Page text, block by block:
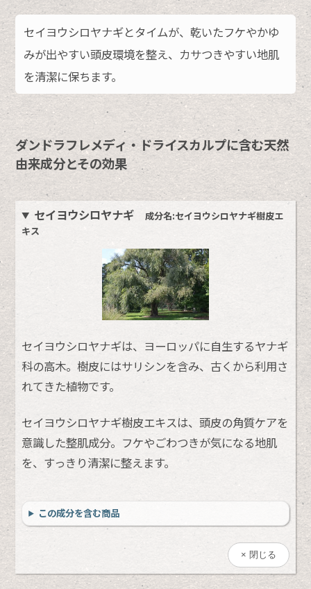
セイヨウシロヤナギとタイムが、乾いたフケやかゆ
みが出やすい頭皮環境を整え、カサつきやすい地肌
を清潔に保ちます。
ダンドラフレメディ・ドライスカルプに含む天然
由来成分とその効果
セイヨウシロヤナギ
成分名:セイヨウシロヤナギ樹皮エ
キス
セイヨウシロヤナギは、ヨーロッパに自生するヤナギ
科の高木。樹皮にはサリシンを含み、古くから利用さ
れてきた植物です。
セイヨウシロヤナギ樹皮エキスは、頭皮の角質ケアを
意識した整肌成分。フケやごわつきが気になる地肌
を、すっきり清潔に整えます。
この成分を含む商品
閉じる